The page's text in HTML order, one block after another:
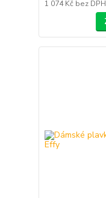
1 074 Kč bez DPH